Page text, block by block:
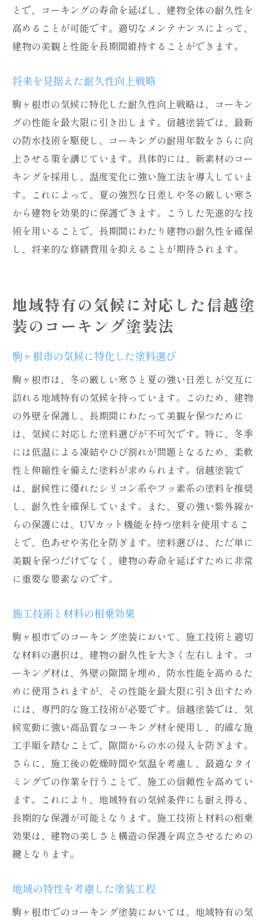
とで、コーキングの寿命を延ばし、建物全体の耐久性を
高めることが可能です。適切なメンテナンスによって、
建物の美観と性能を長期間維持することができます。
将来を見据えた耐久性向上戦略
駒ヶ根市の気候に特化した耐久性向上戦略は、コーキン
グの性能を最大限に引き出します。信越塗装では、最新
の防水技術を駆使し、コーキングの耐用年数をさらに向
上させる策を講じています。具体的には、新素材のコー
キングを採用し、温度変化に強い施工法を導入していま
す。これによって、夏の強烈な日差しや冬の厳しい寒さ
から建物を効果的に保護できます。こうした先進的な技
術を用いることで、長期間にわたり建物の耐久性を確保
し、将来的な修繕費用を抑えることが期待されます。
地域特有の気候に対応した信越塗
装のコーキング塗装法
駒ヶ根市の気候に特化した塗料選び
駒ヶ根市は、冬の厳しい寒さと夏の強い日差しが交互に
訪れる地域特有の気候を持っています。このため、建物
の外壁を保護し、長期間にわたって美観を保つために
は、気候に対応した塗料選びが不可欠です。特に、冬季
には低温による凍結やひび割れが問題となるため、柔軟
性と伸縮性を備えた塗料が求められます。信越塗装で
は、耐候性に優れたシリコン系やフッ素系の塗料を推奨
し、耐久性を確保しています。また、夏の強い紫外線か
らの保護には、UVカット機能を持つ塗料を使用するこ
とで、色あせや劣化を防ぎます。塗料選びは、ただ単に
美観を保つだけでなく、建物の寿命を延ばすために非常
に重要な要素なのです。
施工技術と材料の相乗効果
駒ヶ根市でのコーキング塗装において、施工技術と適切
な材料の選択は、建物の耐久性を大きく左右します。コ
ーキング材は、外壁の隙間を埋め、防水性能を高めるた
めに使用されますが、その性能を最大限に引き出すため
には、専門的な施工技術が必要です。信越塗装では、気
候変動に強い高品質なコーキング材を使用し、的確な施
工手順を踏むことで、隙間からの水の侵入を防ぎます。
さらに、施工後の乾燥時間や気温を考慮し、最適なタイ
ミングでの作業を行うことで、施工の信頼性を高めてい
ます。これにより、地域特有の気候条件にも耐え得る、
長期的な保護が可能となります。施工技術と材料の相乗
効果は、建物の美しさと構造の保護を両立させるための
鍵となります。
地域の特性を考慮した塗装工程
駒ヶ根市でのコーキング塗装においては、地域特有の気